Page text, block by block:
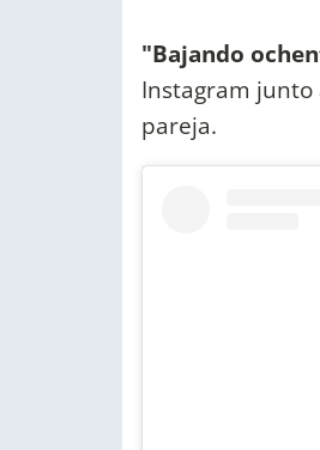
"Bajando
Instagram junto
pareja.